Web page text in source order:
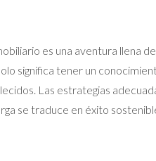
es una aventura llena
significa tener un
Las estrategias
se traduce en éxito